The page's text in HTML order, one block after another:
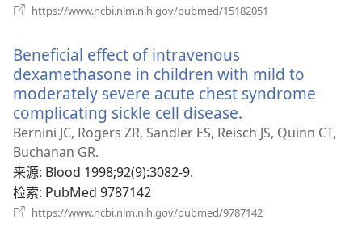
https://www.ncbi.nlm.nih.gov/pubmed/15182051
口）
Beneficial effect of intravenous
dexamethasone in children with mild to
moderately severe acute chest syndrome
complicating sickle cell disease.
开
Bernini JC, Rogers ZR, Sandler ES, Reisch JS, Quinn CT,
Buchanan GR.
来源‎: Blood 1998;92(9):3082-9.
检索‎: PubMed 9787142
https://www.ncbi.nlm.nih.gov/pubmed/9787142